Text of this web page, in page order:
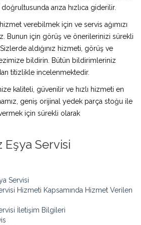
arıza hızlıca giderilir.
verebilmek için ve servis ağımızı
Bunun için görüş ve önerilerinizi sürekli
aldığınız hizmeti, görüş ve
bildirin. Bütün bildirimleriniz
titizlikle incelenmektedir.
kaliteli, güvenilir ve hızlı hizmeti en
geniş orijinal yedek parça stoğu ile
için sürekli olarak
Eşya Servisi
Servisi
Hizmeti Kapsamında Hizmet Verilen
İletişim Bilgileri